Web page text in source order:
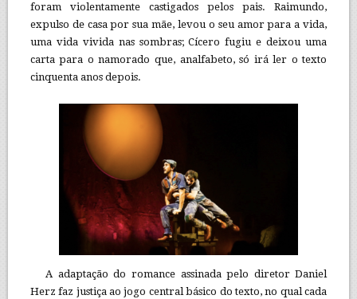
foram violentamente castigados pelos pais. Raimundo,
expulso de casa por sua mãe, levou o seu amor para a vida,
uma vida vivida nas sombras; Cícero fugiu e deixou uma
carta para o namorado que, analfabeto, só irá ler o texto
cinquenta anos depois.
A adaptação do romance assinada pelo diretor Daniel
Herz faz justiça ao jogo central básico do texto, no qual cada